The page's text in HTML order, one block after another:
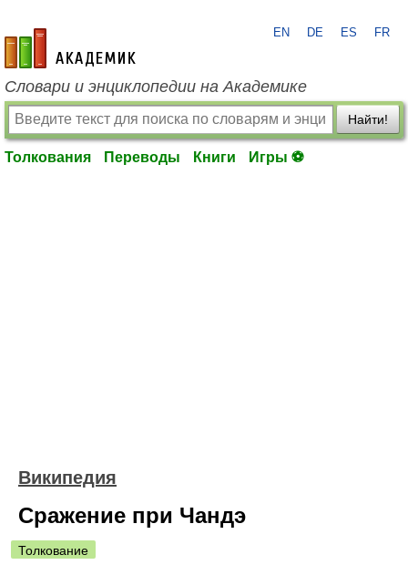
academic.ru
EN DE ES FR
Словари и энциклопедии на Академике
Найти!
Толкования Переводы Книги Игры ⚽
Википедия
Сражение при Чандэ
Толкование